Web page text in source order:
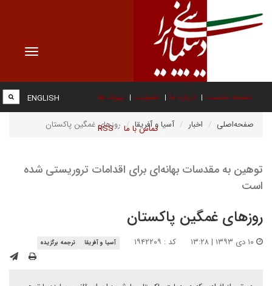
Toggle
صفحه نخست درباره ما عضویت پیوند ها
تماس با ما RSS
ENGLISH
صفحه‌اصلی اخبار آسیا و آفریقا روزهای غمگین پاکستان
توهین به مقدسات بهانه‌ای برای اقدامات تروریستی شده
است
روزهای غمگین پاکستان
کد : ۱۹۴۲۲۰۹ آسیا و آفریقا ترجمه برگزیده